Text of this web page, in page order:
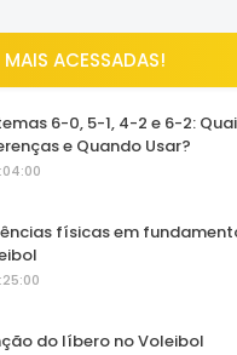
MAIS ACESSADAS!
6-0, 5-1, 4-2 e 6-2:
e Quando Usar?
físicas em
do líbero no Voleibol